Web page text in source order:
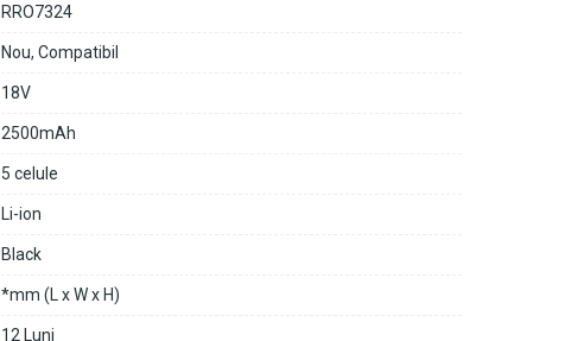
RRO7324
Nou, Compatibil
18V
2500mAh
5 celule
Li-ion
Black
*mm (L x W x H)
12 Luni